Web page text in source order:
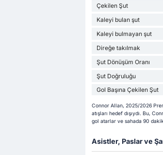
Çekilen Şut
Kaleyi bulan şut
Kaleyi bulmayan şut
Direğe takılmak
Şut Dönüşüm Oranı
Şut Doğruluğu
Gol Başına Çekilen Şut
Connor Allan, 2025/2026
atışları hedef dışıydı. Bu,
gol atarlar ve sahada 90
Asistler, Paslar ve